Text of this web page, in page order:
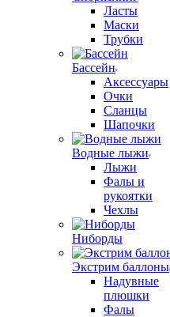
Ласты
Маски
Трубки
Бассейн
Аксессуары
Очки
Сланцы
Шапочки
Водные лыжи
Лыжи
Фалы и
рукоятки
Чехлы
Ниборды
Экстрим баллоны
Надувные
плюшки
Фалы